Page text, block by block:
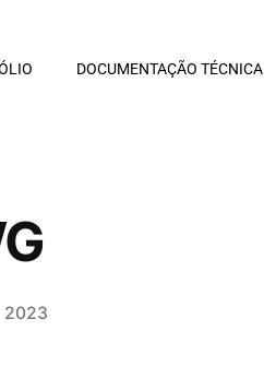
DOCUMENTAÇÃO TÉCNICA
2023